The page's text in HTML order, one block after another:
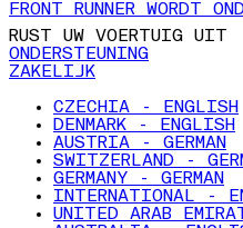
FRONT RUNNER WORDT
RUST UW VOERTUIG UIT
ONDERSTEUNING
ZAKELIJK
CZECHIA - ENGLISH
DENMARK - ENGLISH
AUSTRIA - GERMAN
SWITZERLAND -
GERMANY - GERMAN
INTERNATIONAL -
UNITED ARAB